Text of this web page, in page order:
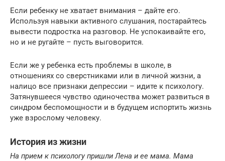
Если ребенку не хватает внимания – дайте его.
Используя навыки активного слушания, постарайтесь
вывести подростка на разговор. Не успокаивайте его,
но и не ругайте – пусть выговорится.
Если же у ребенка есть проблемы в школе, в
отношениях со сверстниками или в личной жизни, а
налицо все признаки депрессии – идите к психологу.
Затянувшееся чувство одиночества может развиться в
синдром беспомощности и в будущем испортить жизнь
уже взрослому человеку.
История из жизни
На прием к психологу пришли Лена и ее мама. Мама